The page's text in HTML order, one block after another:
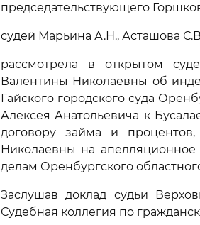
председательствующего
судей Марьина А.Н., Асташова
рассмотрела в открытом
Валентины Николаевны об
Гайского городского суда
Алексея Анатольевича к
договору займа и
Николаевны на
делам Оренбургского
Заслушав доклад судьи
Судебная коллегия по